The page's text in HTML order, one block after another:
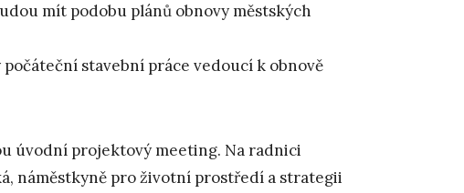
mít podobu plánů obnovy městských
stavební práce vedoucí k obnově
úvodní projektový meeting. Na radnici
náměstkyně pro životní prostředí a strategii